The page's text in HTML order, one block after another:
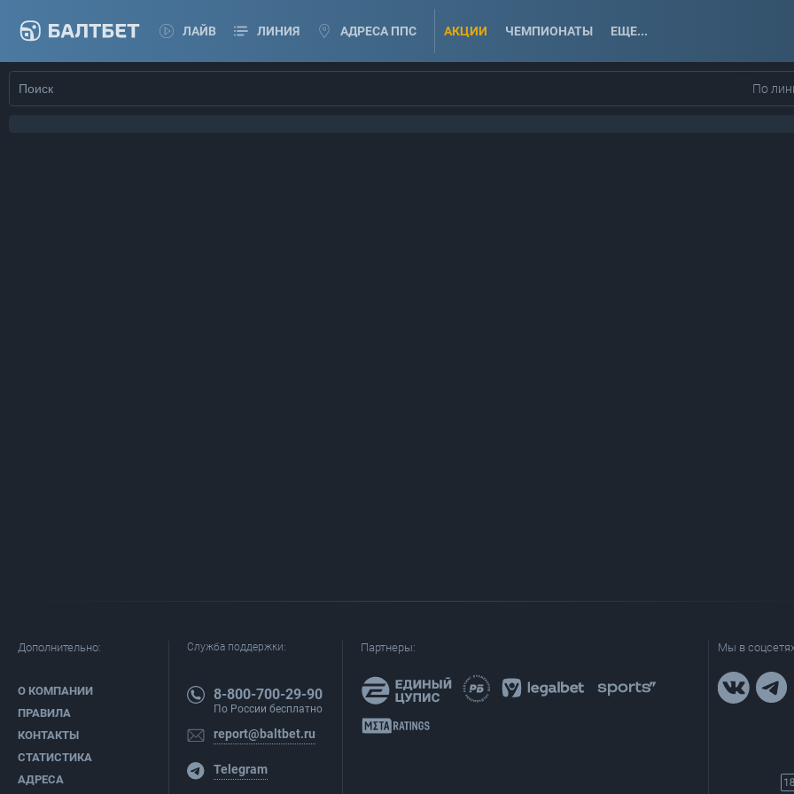
ЛАЙВ ЛИНИЯ АДРЕСА ППС АКЦИИ ЧЕМПИОНАТЫ ЕЩЕ...
По
Дополнительно:
О КОМПАНИИ
ПРАВИЛА
КОНТАКТЫ
СТАТИСТИКА
АДРЕСА
Служба поддержки:
8-800-700-29-90
По России бесплатно
report@baltbet.ru
Telegram
Партнеры: Мы в